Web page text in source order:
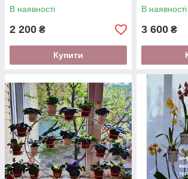
В наявності
2 200 ₴
Купити
В наявності
3 600 ₴